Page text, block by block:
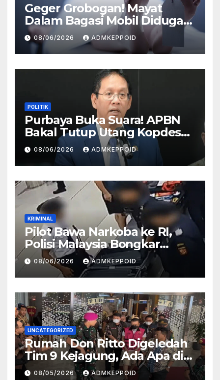
Geger Grobogan! Mayat
Dalam Bagasi Mobil Diduga
Terkait Hilangnya Bos Konter
HP
08/06/2026 ADMKEPPOID
POLITIK
Purbaya Buka Suara! APBN
Bakal Tutup Utang Kopdes
Rp 240 Triliun, Cicilan Rp 40
Triliun per Tahun
08/06/2026 ADMKEPPOID
KRIMINAL
Pilot Bawa Narkoba ke RI,
Polisi Malaysia Bongkar
Sosok Pemasok di Balik
Kasus Ini
08/06/2026 ADMKEPPOID
UNCATEGORIZED
Rumah Don Ritto Digeledah
Tim 9 Kejagung, Ada Apa di
Balik Kasus TPPU Febrie?
08/05/2026 ADMKEPPOID